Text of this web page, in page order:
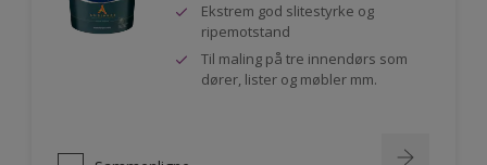
Ekstrem god slitestyrke og
ripemotstand
Til maling på tre innendørs som
dører, lister og møbler mm.